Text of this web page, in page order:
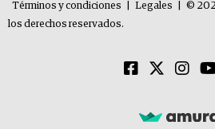
Términos y condiciones
Legales
©
los derechos reservados.